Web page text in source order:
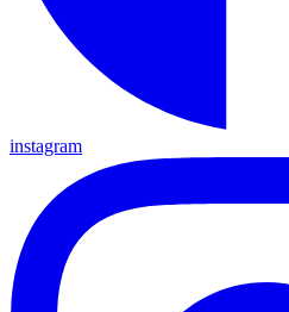
instagram